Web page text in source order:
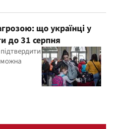
що українці у
до 31 серпня
можна